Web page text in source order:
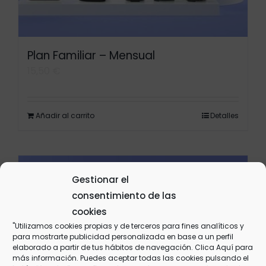
Gestionar el
consentimiento de las
cookies
"Utilizamos cookies propias y de terceros para fines analíticos y
para mostrarte publicidad personalizada en base a un perfil
elaborado a partir de tus hábitos de navegación. Clica Aquípara
más información. Puedes aceptar todas las cookies pulsando el
Plan Familiar – Mensual
Añadir al carrito Detalles